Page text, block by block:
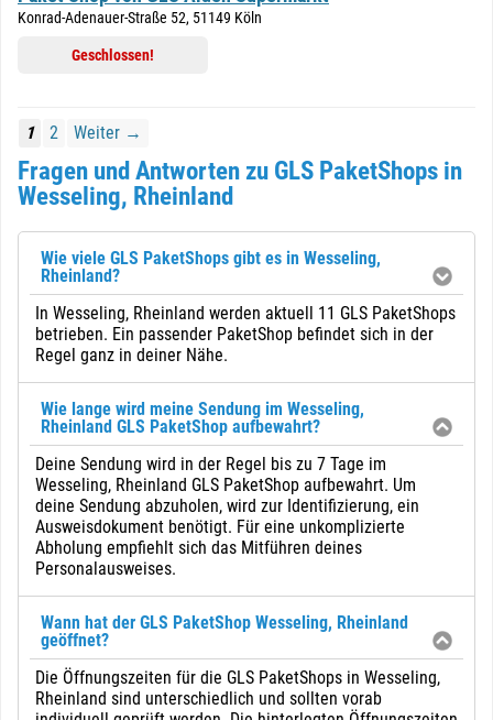
Konrad-Adenauer-Straße 52, 51149 Köln
Geschlossen!
1 2 Weiter →
Fragen und Antworten zu GLS PaketShops in
Wesseling, Rheinland
Wie viele GLS PaketShops gibt es in Wesseling,
Rheinland?
In Wesseling, Rheinland werden aktuell 11 GLS PaketShops
betrieben. Ein passender PaketShop befindet sich in der
Regel ganz in deiner Nähe.
Wie lange wird meine Sendung im Wesseling,
Rheinland GLS PaketShop aufbewahrt?
Deine Sendung wird in der Regel bis zu 7 Tage im
Wesseling, Rheinland GLS PaketShop aufbewahrt. Um
deine Sendung abzuholen, wird zur Identifizierung, ein
Ausweisdokument benötigt. Für eine unkomplizierte
Abholung empfiehlt sich das Mitführen deines
Personalausweises.
Wann hat der GLS PaketShop Wesseling, Rheinland
geöffnet?
Die Öffnungszeiten für die GLS PaketShops in Wesseling,
Rheinland sind unterschiedlich und sollten vorab